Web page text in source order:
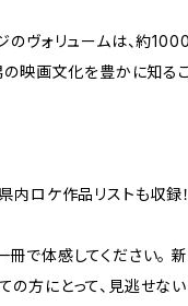
ヴォリュームは、約1000
の映画文化を豊かに知る
ロケ作品リストも収録！
で体感してください。 新
方にとって、見逃せない